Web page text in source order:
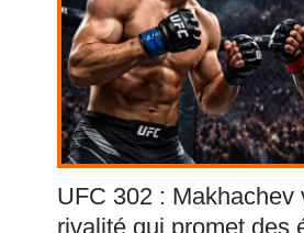
UFC 302 : Makhachev
rivalité qui promet des